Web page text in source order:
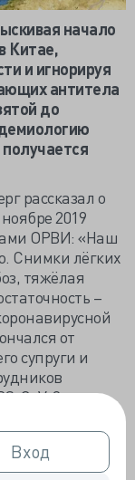
Вход
Вход
начало
Китае,
и игнорируя
антитела
до
рассказал о
2019
ОРВИ: «Наш
Снимки лёгких
тяжёлая
–
от
супруги и
CoV-2.
тяжёлой
лица